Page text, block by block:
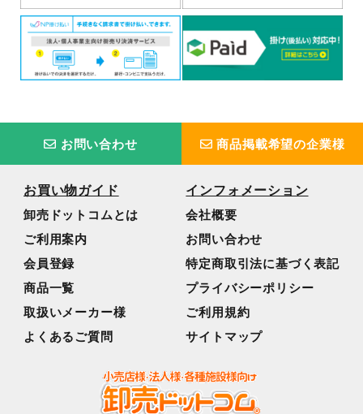
お問い合わせ 商品掲載希望の企業様
お買い物ガイド
卸売ドットコムとは
ご利用案内
会員登録
商品一覧
取扱いメーカー様
よくあるご質問
インフォメーション
会社概要
お問い合わせ
特定商取引法に基づく表記
プライバシーポリシー
ご利用規約
サイトマップ